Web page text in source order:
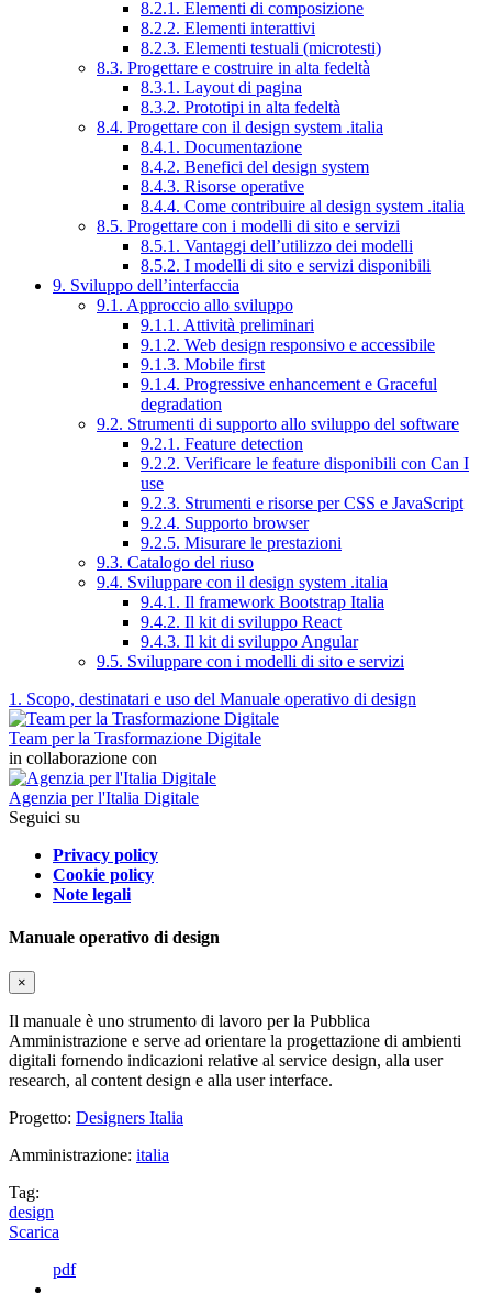
8.2.1. Elementi di composizione
8.2.2. Elementi interattivi
8.2.3. Elementi testuali (microtesti)
8.3. Progettare e costruire in alta fedeltà
8.3.1. Layout di pagina
8.3.2. Prototipi in alta fedeltà
8.4. Progettare con il design system .italia
8.4.1. Documentazione
8.4.2. Benefici del design system
8.4.3. Risorse operative
8.4.4. Come contribuire al design system .italia
8.5. Progettare con i modelli di sito e servizi
8.5.1. Vantaggi dell’utilizzo dei modelli
8.5.2. I modelli di sito e servizi disponibili
9. Sviluppo dell’interfaccia
9.1. Approccio allo sviluppo
9.1.1. Attività preliminari
9.1.2. Web design responsivo e accessibile
9.1.3. Mobile first
9.1.4. Progressive enhancement e Graceful
degradation
9.2. Strumenti di supporto allo sviluppo del software
9.2.1. Feature detection
9.2.2. Verificare le feature disponibili con Can I
use
9.2.3. Strumenti e risorse per CSS e JavaScript
9.2.4. Supporto browser
9.2.5. Misurare le prestazioni
9.3. Catalogo del riuso
9.4. Sviluppare con il design system .italia
9.4.1. Il framework Bootstrap Italia
9.4.2. Il kit di sviluppo React
9.4.3. Il kit di sviluppo Angular
9.5. Sviluppare con i modelli di sito e servizi
1. Scopo, destinatari e uso del Manuale operativo di design
Team per la Trasformazione Digitale
in collaborazione con
Agenzia per l'Italia Digitale
Seguici su
Privacy policy
Cookie policy
Note legali
Manuale operativo di design
×
Il manuale è uno strumento di lavoro per la Pubblica
Amministrazione e serve ad orientare la progettazione di ambienti
digitali fornendo indicazioni relative al service design, alla user
research, al content design e alla user interface.
Progetto: Designers Italia
Amministrazione: italia
Tag:
design
Scarica
pdf